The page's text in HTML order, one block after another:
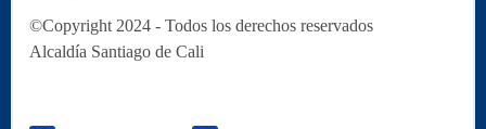
©Copyright 2024 - Todos los derechos reservados
Alcaldía Santiago de Cali